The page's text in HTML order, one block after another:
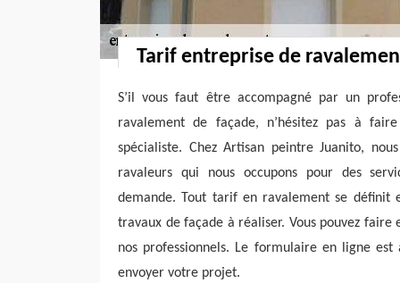
Tarif entreprise de
S’il vous faut être accompagné par un
ravalement de façade, n’hésitez pas à
spécialiste. Chez Artisan peintre Juanito,
ravaleurs qui nous occupons pour des
demande. Tout tarif en ravalement se définit
travaux de façade à réaliser. Vous pouvez faire
nos professionnels. Le formulaire en ligne
envoyer votre projet.